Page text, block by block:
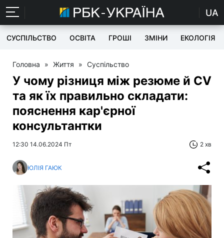
UA
СУСПІЛЬСТВО ОСВІТА ГРОШІ ЗМІНИ ЕКОЛОГІЯ
Головна » Життя » Суспільство
У чому різниця між резюме й CV
та як їх правильно складати:
пояснення кар'єрної
консультантки
12:30 14.06.2024 Пт 2 хв
ЮЛІЯ ГАЮК